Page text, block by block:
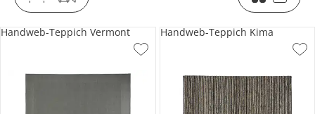
Handweb-Teppich Vermont Handweb-Teppich Kima